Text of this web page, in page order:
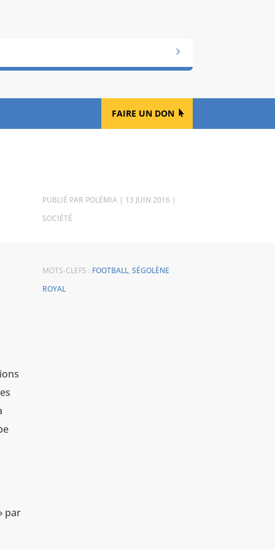
FAIRE UN DON
PAR POLÉMIA | 13 JUIN 2016 |
SOCIÉTÉ
par
MOTS-CLEFS : FOOTBALL, SÉGOLÈNE
ROYAL